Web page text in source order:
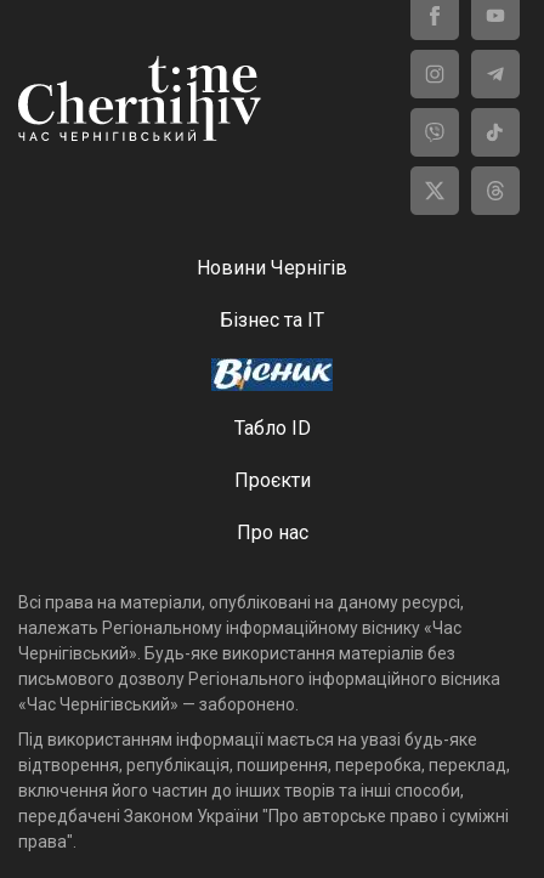
Новини Чернігів
Бізнес та ІТ
Табло ID
Проєкти
Про нас
Всі права на матеріали, опубліковані на даному ресурсі,
належать Регіональному інформаційному віснику «Час
Чернігівський». Будь-яке використання матеріалів без
письмового дозволу Регіонального інформаційного вісника
«Час Чернігівський» — заборонено.
Під використанням інформації мається на увазі будь-яке
відтворення, републікація, поширення, переробка, переклад,
включення його частин до інших творів та інші способи,
передбачені Законом України "Про авторське право і суміжні
права".